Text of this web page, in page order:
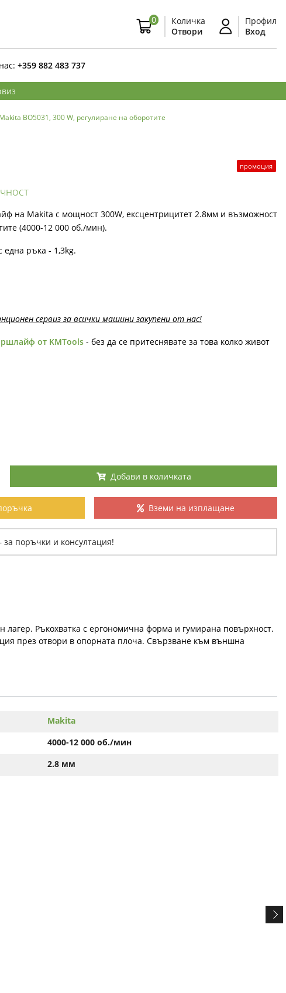
0
Количка
Отвори
Профил
Вход
+359 882 483 737
BO5031, 300 W, регулиране на оборотите
промоция
на Makita с мощност 300W, ексцентрицитет 2.8мм и възможност
(4000-12 000 об./мин).
една ръка - 1,3kg.
сервиз за всички машини закупени от нас!
от KMTools - без да се притеснявате за това колко живот
Добави в количката
Вземи на изплащане
за поръчки и консултация!
лагер. Ръкохватка с ергономична форма и гумирана повърхност.
през отвори в опорната плоча. Свързване към външна
Makita
4000-12 000 об./мин
2.8 мм